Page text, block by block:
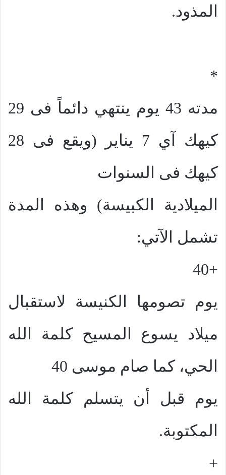
المذود.
*
مدته 43 يوم ينتهي دائماً فى 29
كيهك آي 7 يناير (ويقع فى 28
كيهك فى السنوات
الميلادية الكبيسة) وهذه المدة
تشمل الآتي:
+40
يوم تصومها الكنيسة لاستقبال
ميلاد يسوع المسيح كلمة الله
الحي، كما صام موسى 40
يوم قبل أن يتسلم كلمة الله
المكتوبة.
+